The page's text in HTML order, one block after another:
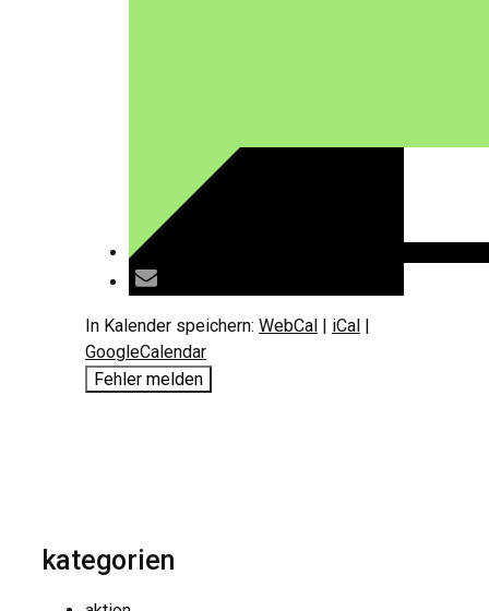
In Kalender speichern: WebCal | iCal |
GoogleCalendar
Fehler melden
kategorien